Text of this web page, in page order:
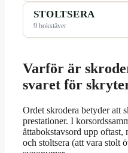
STOLTSERA
9 bokstäver
Varför är
svaret för
Ordet skrodera betyder att
prestationer. I
åttabokstavsord upp oftast,
och stoltsera (att vara stolt